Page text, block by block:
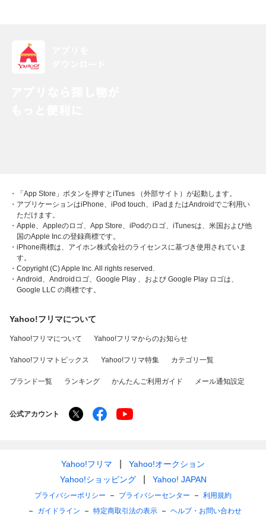
・「App Store」ボタンを押すとiTunes （外部サイト）が起動します。
・アプリケーションはiPhone、iPod touch、iPadまたはAndroidでご利用い
ただけます。
・Apple、Appleのロゴ、App Store、iPodのロゴ、iTunesは、米国および他
国のApple Inc.の登録商標です。
・iPhone商標は、アイホン株式会社のライセンスに基づき使用されていま
す。
・Copyright (C) Apple Inc. All rights reserved.
・Android、Androidロゴ、Google Play 、および Google Play ロゴは、
Google LLC の商標です。
Yahoo!フリマについて
Yahoo!フリマについて Yahoo!フリマからのお知らせ
Yahoo!フリマトピックス Yahoo!フリマ特集 カテゴリ一覧
ブランド一覧 ランキング かんたんご利用ガイド メール通知設定
公式アカウント
Yahoo!フリマ
Yahoo!オークション
Yahoo!ショッピング
Yahoo! JAPAN
プライバシーポリシー プライバシーセンター
利用規約
ガイドライン
特定商取引法の表示 ヘルプ・お問い合わせ